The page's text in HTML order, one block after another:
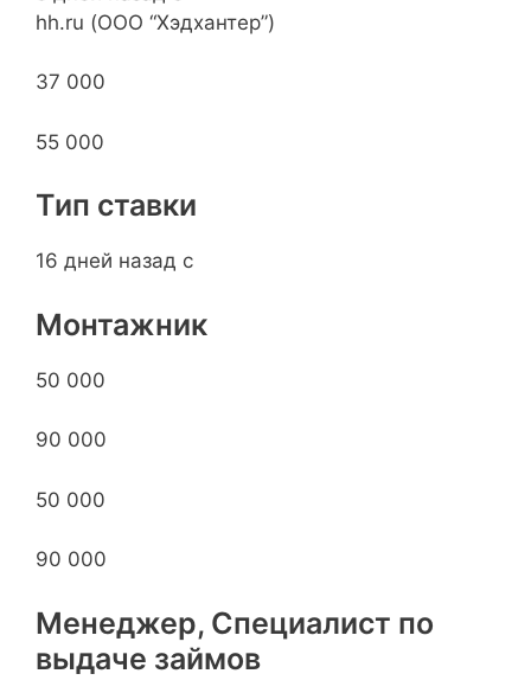
hh.ru (ООО “Хэдхантер”)
37 000
55 000
Тип ставки
16 дней назад с
Монтажник
50 000
90 000
50 000
90 000
Менеджер, Специалист по
выдаче займов